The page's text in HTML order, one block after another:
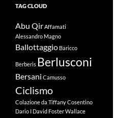
TAG CLOUD
Abu QirAffamati
Alessandro Magno
Ballottaggio Baricco
Berberis Berlusconi
Bersani Camusso
Ciclismo
Colazione da TiffanyCosentino
Dario I David Foster Wallace